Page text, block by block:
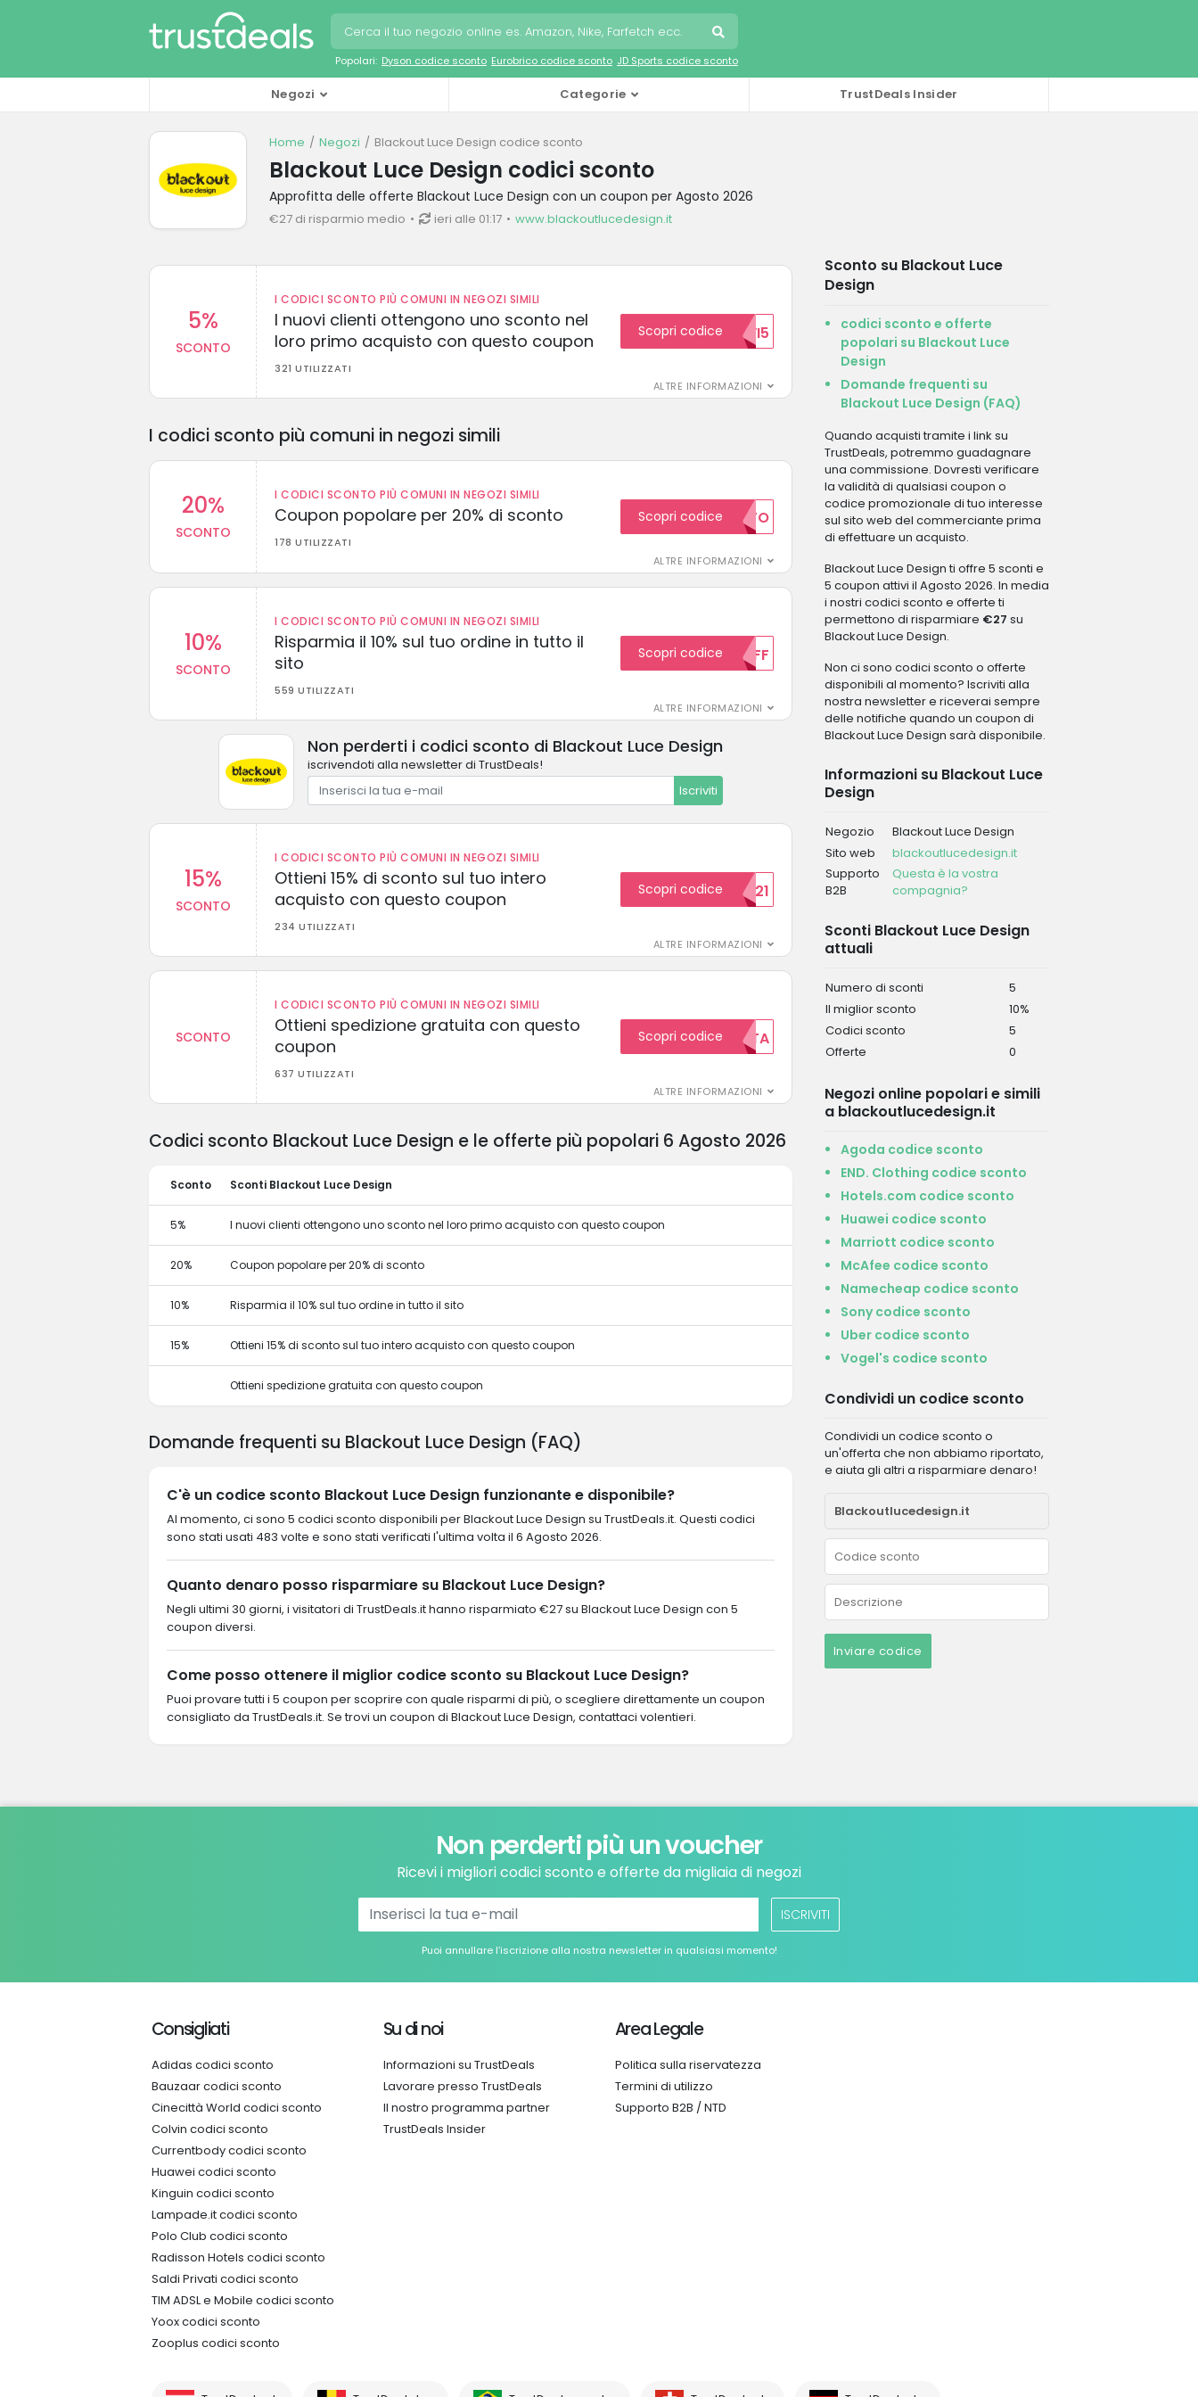
Popolari: Dyson codice sconto Eurobrico codice sconto JD Sports codice sconto
Negozi Categorie TrustDeals Insider
Home Negozi Blackout Luce Design codice sconto
Blackout Luce Design codici sconto
Approfitta delle offerte Blackout Luce Design con un coupon per Agosto 2026
€27 di risparmio medio ieri alle 01:17 www.blackoutlucedesign.it
5%
SCONTO
I CODICI SCONTO PIÙ COMUNI IN NEGOZI SIMILI
I nuovi clienti ottengono uno sconto nel
loro primo acquisto con questo coupon
321 UTILIZZATI
ALTRE INFORMAZIONI
Scopri codiceNUOVI5
I codici sconto più comuni in negozi simili
20%
SCONTO
I CODICI SCONTO PIÙ COMUNI IN NEGOZI SIMILI
Coupon popolare per 20% di sconto
178 UTILIZZATI
ALTRE INFORMAZIONI
Scopri codice20SCONTO
10%
SCONTO
I CODICI SCONTO PIÙ COMUNI IN NEGOZI SIMILI
Risparmia il 10% sul tuo ordine in tutto il
sito
559 UTILIZZATI
ALTRE INFORMAZIONI
Scopri codice 10OFF
Non perderti i codici sconto di Blackout Luce Design
iscrivendoti alla newsletter di TrustDeals!
Iscriviti
15%
SCONTO
I CODICI SCONTO PIÙ COMUNI IN NEGOZI SIMILI
Ottieni 15% di sconto sul tuo intero
acquisto con questo coupon
234 UTILIZZATI
ALTRE INFORMAZIONI
Scopri codice
15SCONTO2021
SCONTO
I CODICI SCONTO PIÙ COMUNI IN NEGOZI SIMILI
Ottieni spedizione gratuita con questo
coupon
637 UTILIZZATI
ALTRE INFORMAZIONI
Scopri codiceGRATUITA
Sconto su Blackout Luce
Design
codici sconto e offerte
popolari su Blackout Luce
Design
Domande frequenti su
Blackout Luce Design (FAQ)
Quando acquisti tramite i link su
TrustDeals, potremmo guadagnare
una commissione. Dovresti verificare
la validità di qualsiasi coupon o
codice promozionale di tuo interesse
sul sito web del commerciante prima
di effettuare un acquisto.
Blackout Luce Design ti offre 5 sconti e
5 coupon attivi il Agosto 2026. In media
i nostri codici sconto e offerte ti
permettono di risparmiare €27 su
Blackout Luce Design.
Non ci sono codici sconto o offerte
disponibili al momento? Iscriviti alla
nostra newsletter e riceverai sempre
delle notifiche quando un coupon di
Blackout Luce Design sarà disponibile.
Informazioni su Blackout Luce
Design
Negozio
Blackout Luce Design
Sito web
blackoutlucedesign.it
Supporto
B2B
Questa è la vostra
compagnia?
Sconti Blackout Luce Design
attuali
Numero di sconti
5
Il miglior sconto
10%
Codici sconto
5
Offerte
0
Negozi online popolari e simili
a blackoutlucedesign.it
Agoda codice sconto
END. Clothing codice sconto
Hotels.com codice sconto
Huawei codice sconto
Marriott codice sconto
McAfee codice sconto
Namecheap codice sconto
Sony codice sconto
Uber codice sconto
Vogel's codice sconto
Condividi un codice sconto
Condividi un codice sconto o
un'offerta che non abbiamo riportato,
e aiuta gli altri a risparmiare denaro!
Inviare codice
Codici sconto Blackout Luce Design e le offerte più popolari 6 Agosto 2026
Sconto Sconti Blackout Luce Design
5% I nuovi clienti ottengono uno sconto nel loro primo acquisto con questo coupon
20% Coupon popolare per 20% di sconto
10% Risparmia il 10% sul tuo ordine in tutto il sito
15% Ottieni 15% di sconto sul tuo intero acquisto con questo coupon
Ottieni spedizione gratuita con questo coupon
Domande frequenti su Blackout Luce Design (FAQ)
C'è un codice sconto Blackout Luce Design funzionante e disponibile?
Al momento, ci sono 5 codici sconto disponibili per Blackout Luce Design su TrustDeals.it. Questi codici
sono stati usati 483 volte e sono stati verificati l'ultima volta il 6 Agosto 2026.
Quanto denaro posso risparmiare su Blackout Luce Design?
Negli ultimi 30 giorni, i visitatori di TrustDeals.it hanno risparmiato €27 su Blackout Luce Design con 5
coupon diversi.
Come posso ottenere il miglior codice sconto su Blackout Luce Design?
Puoi provare tutti i 5 coupon per scoprire con quale risparmi di più, o scegliere direttamente un coupon
consigliato da TrustDeals.it. Se trovi un coupon di Blackout Luce Design, contattaci volentieri.
Non perderti più un voucher
Ricevi i migliori codici sconto e offerte da migliaia di negozi
ISCRIVITI
Puoi annullare l’iscrizione alla nostra newsletter in qualsiasi momento!
Consigliati
Adidas codici sconto
Bauzaar codici sconto
Cinecittà World codici sconto
Colvin codici sconto
Currentbody codici sconto
Huawei codici sconto
Kinguin codici sconto
Lampade.it codici sconto
Polo Club codici sconto
Radisson Hotels codici sconto
Saldi Privati codici sconto
TIM ADSL e Mobile codici sconto
Yoox codici sconto
Zooplus codici sconto
Su di noi
Informazioni su TrustDeals
Lavorare presso TrustDeals
Il nostro programma partner
TrustDeals Insider
Area Legale
Politica sulla riservatezza
Termini di utilizzo
Supporto B2B / NTD